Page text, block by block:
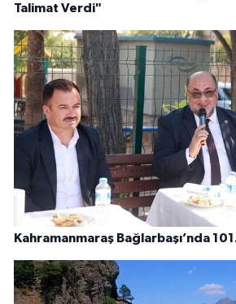
Talimat Verdi"
Kahramanmaraş Bağlarbaşı’nda